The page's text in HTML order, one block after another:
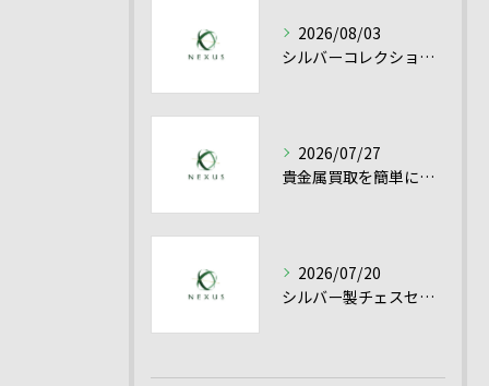
2026/08/03
シルバーコレクション売却を愛知県で有利に進める貴金属シルバー買取の実践ポイント
2026/07/27
貴金属買取を簡単に成功させるシルバー買取と高額売却のコツ
2026/07/20
シルバー製チェスセット買取を愛知県で高く売るための査定ポイントと貴金属の評価基準